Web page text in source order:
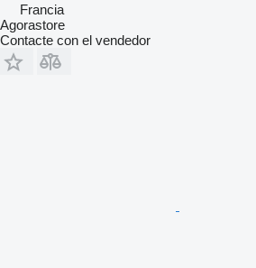
Francia
Agorastore
Contacte con el vendedor